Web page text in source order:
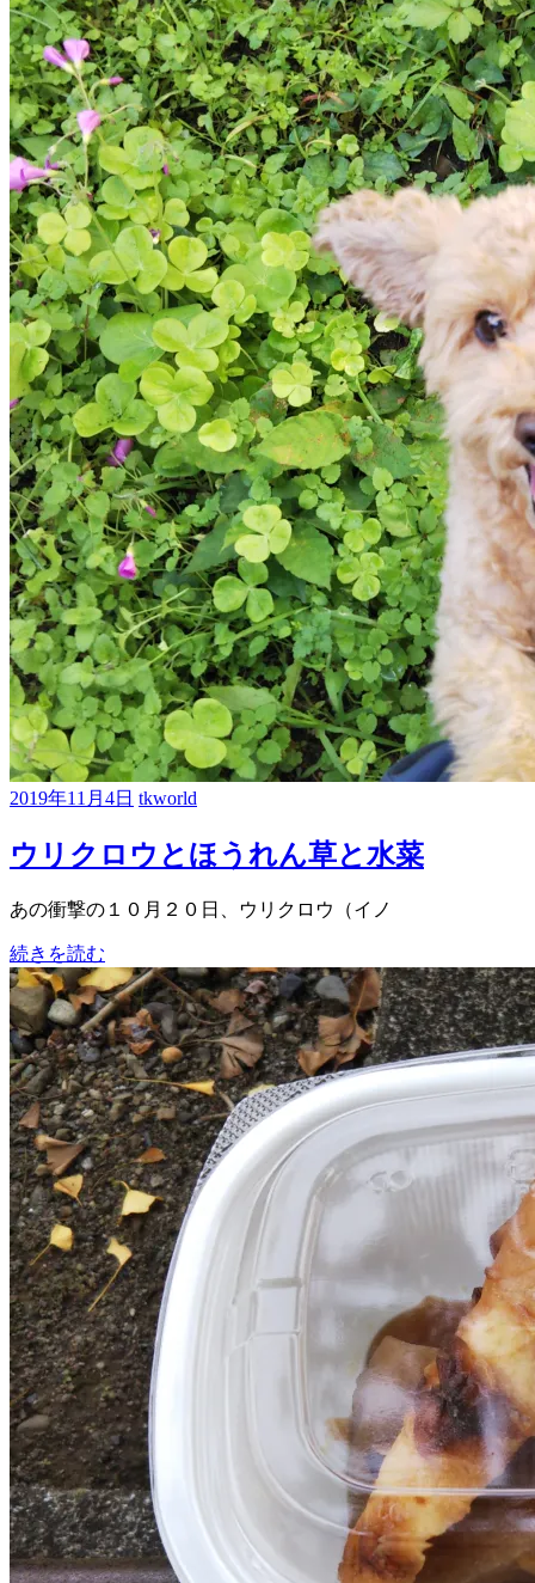
2019年11月4日 tkworld
ウリクロウとほうれん草と水菜
あの衝撃の１０月２０日、ウリクロウ（イノ
続きを読む